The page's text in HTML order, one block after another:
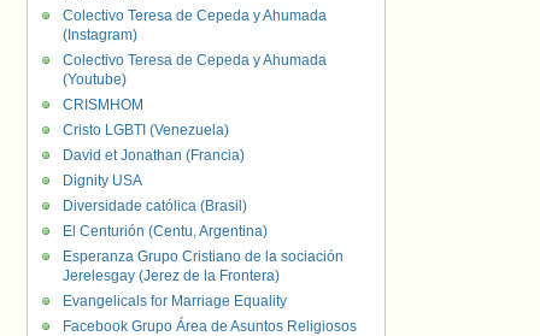
Colectivo Teresa de Cepeda y Ahumada
(Instagram)
Colectivo Teresa de Cepeda y Ahumada
(Youtube)
CRISMHOM
Cristo LGBTI (Venezuela)
David et Jonathan (Francia)
Dignity USA
Diversidade católica (Brasil)
El Centurión (Centu, Argentina)
Esperanza Grupo Cristiano de la sociación
Jerelesgay (Jerez de la Frontera)
Evangelicals for Marriage Equality
Facebook Grupo Área de Asuntos Religiosos